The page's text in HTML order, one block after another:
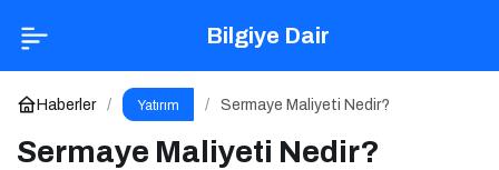
Bilgiye Dair
Haberler Yatırım Sermaye Maliyeti Nedir?
Sermaye Maliyeti Nedir?
Sermaye Maliyeti Nedir?